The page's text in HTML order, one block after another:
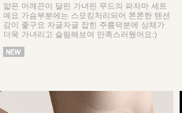
얇은 어깨끈이 달린 가녀린 무드의 파자마 세트
예요 가슴부분에는 스모킹처리되어 쫀쫀한 텐션
감이 좋구요 자글자글 잡힌 주름덕분에 상체가
더욱 가녀리고 슬림해보여 만족스러웠어요:)